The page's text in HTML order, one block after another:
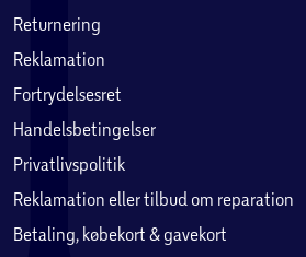
Returnering
Reklamation
Fortrydelsesret
Handelsbetingelser
Privatlivspolitik
Reklamation eller tilbud om reparation
Betaling, købekort & gavekort